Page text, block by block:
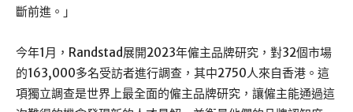
斷前進。」
今年1月，Randstad展開2023年僱主品牌研究，對32個市場
的163,000多名受訪者進行調查，其中2750人來自香港。這
項獨立調查是世界上最全面的僱主品牌研究，讓僱主能通過這